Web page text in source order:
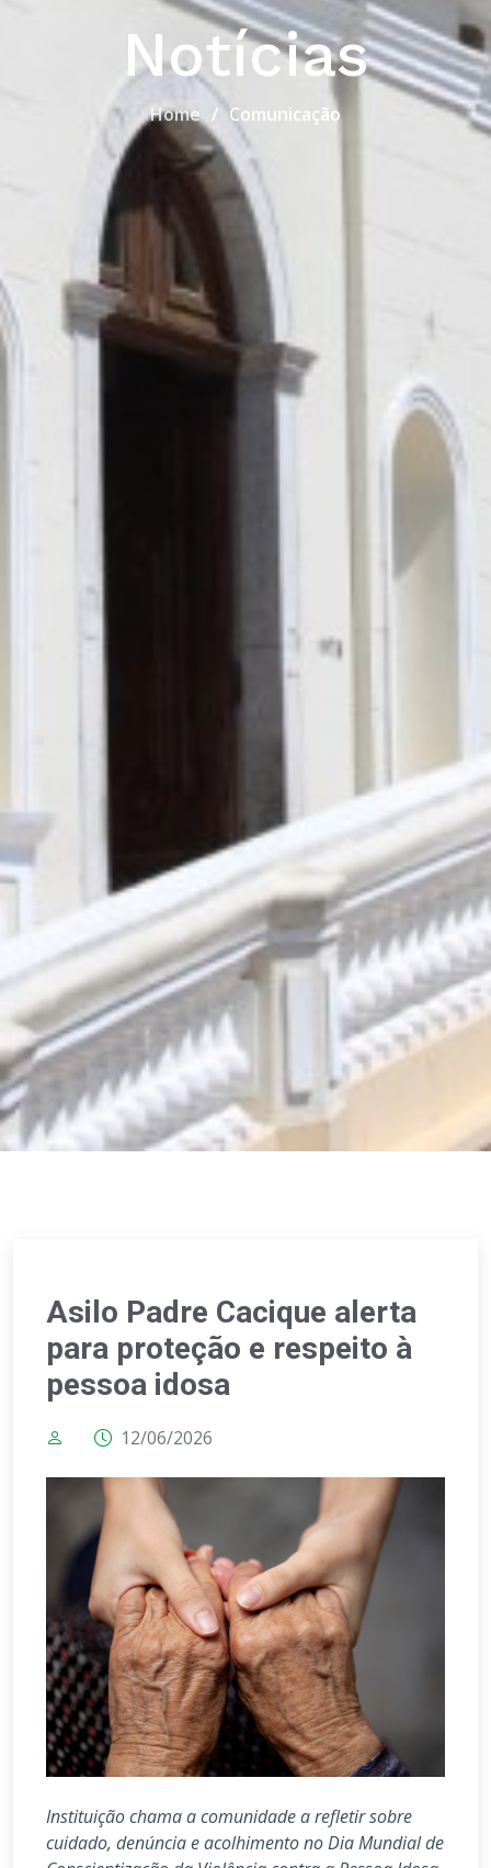
Notícias
Home Comunicação
Asilo Padre Cacique alerta
para proteção e respeito à
pessoa idosa
12/06/2026
Instituição chama a comunidade a refletir sobre
cuidado, denúncia e acolhimento no Dia Mundial de